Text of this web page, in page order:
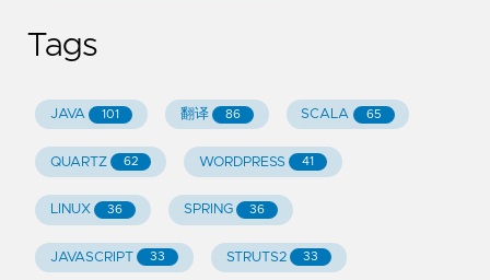
Tags
JAVA 101 翻译 86 SCALA 65
QUARTZ 62 WORDPRESS 41
LINUX 36 SPRING 36
JAVASCRIPT 33 STRUTS2 33